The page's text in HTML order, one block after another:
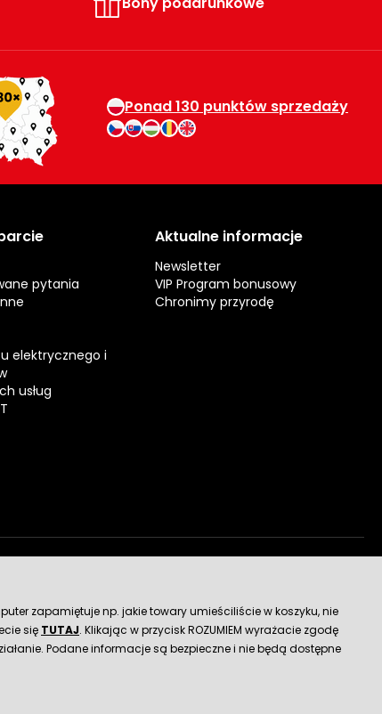
Ponad 130 punktów sprzedaży
pytania
elektrycznego i
usług
Aktualne informacje
Newsletter
VIP Program bonusowy
Chronimy przyrodę
zapamiętuje np. jakie towary umieściliście w koszyku, nie
się TUTAJ. Klikając w przycisk ROZUMIEM wyrażacie zgodę
Podane informacje są bezpieczne i nie będą dostępne